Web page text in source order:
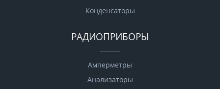
Конденсаторы
РАДИОПРИБОРЫ
Амперметры
Анализаторы